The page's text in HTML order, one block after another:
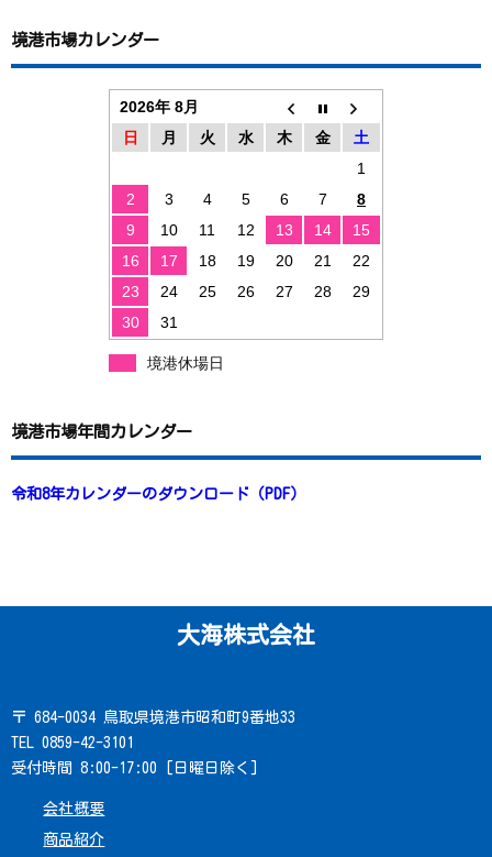
境港市場カレンダー
2026年 8月
日
月 火 水 木 金
土
1
2
3 4 5 6 7
8
9
10 11 12 13 14
15
16
17 18 19 20 21
22
23
24 25 26 27 28
29
30
31
境港休場日
境港市場年間カレンダー
令和8年カレンダーのダウンロード（PDF）
大海株式会社
〒 684-0034 鳥取県境港市昭和町9番地33
TEL 0859-42-3101
受付時間 8:00-17:00 [日曜日除く]
会社概要
商品紹介